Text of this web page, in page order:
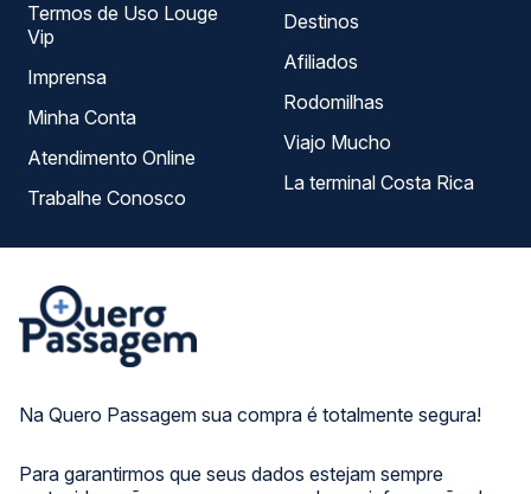
Na Quero Passagem sua compra é totalmente segura!
Para garantirmos que seus dados estejam sempre
Termos de Uso Louge
Vip
Imprensa
Minha Conta
Atendimento Online
Trabalhe Conosco
Destinos
Afiliados
Rodomilhas
Viajo Mucho
La terminal Costa Rica